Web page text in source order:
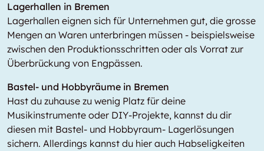
Lagerhallen in Bremen
Lagerhallen eignen sich für Unternehmen gut, die grosse
Mengen an Waren unterbringen müssen - beispielsweise
zwischen den Produktionsschritten oder als Vorrat zur
Überbrückung von Engpässen.
Bastel- und Hobbyräume in Bremen
Hast du zuhause zu wenig Platz für deine
Musikinstrumente oder DIY-Projekte, kannst du dir
diesen mit Bastel- und Hobbyraum- Lagerlösungen
sichern. Allerdings kannst du hier auch Habseligkeiten